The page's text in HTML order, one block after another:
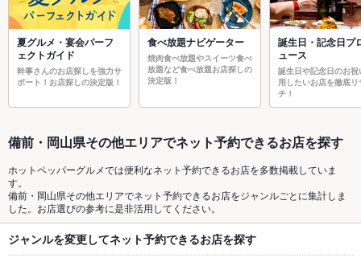
夏グルメ・宴会パーフ
ェクトガイド
幹事さんのお店探しを強力サ
ポート！お店探しの決定版！
食べ放題ナビゲーター
焼肉食べ放題やスイーツ食べ
放題など食べ放題お店探しの
決定版！
誕生日・記念日プ
ュース
誕生日や記念日のお祝
用したいお店を徹底リ
チ！
備前・岡山県その他エリアでネット予約できるお店を探す
ホットペッパーグルメでは便利なネット予約できるお店を多数掲載していま
す。
備前・岡山県その他エリアでネット予約できるお店をジャンルごとに集計しま
した。お店選びの参考に是非活用してください。
ジャンルを変更してネット予約できるお店を探す